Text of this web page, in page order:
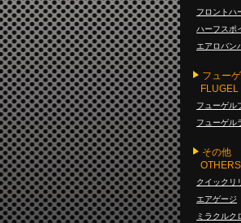
フロントハ
ハーフスポ
エアロバン
フュー
FLUGEL
フューゲル
フューゲル
その他
OTHERS
クイックリ
エアゲージ
ミラクルク